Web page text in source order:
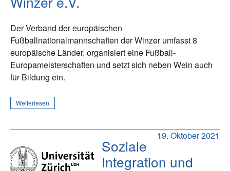
Der Verband der europäischen
Fußballnationalmannschaften der Winzer umfasst 8
europäische Länder, organisiert eine Fußball-
Europameisterschaften und setzt sich neben Wein auch
für Bildung ein.
Weiterlesen
19. Oktober 2021
Soziale
Integration und